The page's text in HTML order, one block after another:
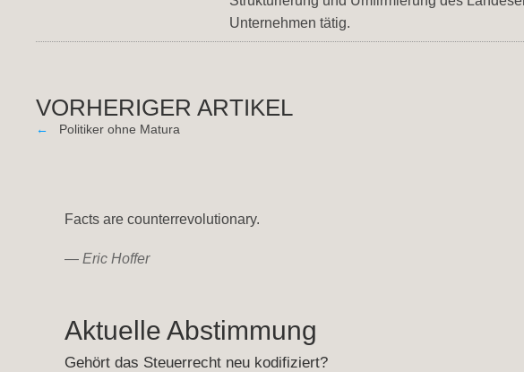
Unternehmen tätig.
VORHERIGER ARTIKEL
← Politiker ohne Matura
Facts are counterrevolutionary.
— Eric Hoffer
Aktuelle Abstimmung
Gehört das Steuerrecht neu kodifiziert?